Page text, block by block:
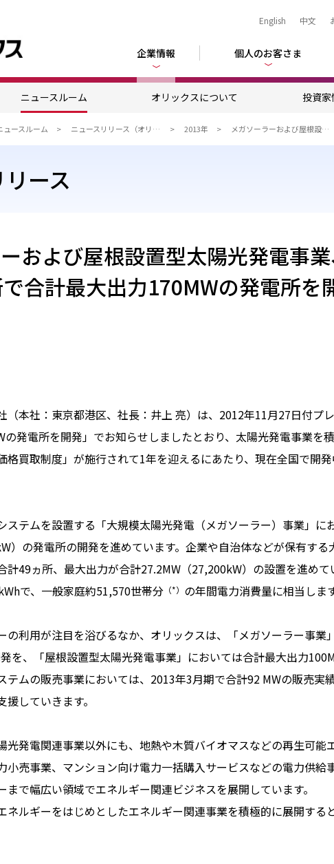
English 中文
企業情報 個人のお客さま
ニュースルーム オリックスについて 投資家
ュースルーム ニュースリリース（オリックス） 2013年 メガソーラーおよび屋根設置型太陽光発電事業、全国77ヵ所で合計最大出力170MWの発電所を開発
ース
および屋根設置型太陽光発電事業
合計最大出力170MWの発電所を
（本社：東京都港区、社長：井上 亮）は、2012年11月27日付プ
の発電所を開発」でお知らせしましたとおり、太陽光発電事業を
格買取制度」が施行されて1年を迎えるにあたり、現在全国で開
ステムを設置する「大規模太陽光発電（メガソーラー）事業」に
）の発電所の開発を進めています。企業や自治体などが保有す
計49ヵ所、最大出力が合計27.2MW（27,200kW）の設置を進め
で、一般家庭約51,570世帯分 （*） の年間電力消費量に相当します
の利用が注目を浴びるなか、オリックスは、「メガソーラー事
を、「屋根設置型太陽光発電事業」においては合計最大出力
テムの販売事業においては、2013年3月期で合計92 MWの販売
していきます。
発電関連事業以外にも、地熱や木質バイオマスなどの再生可能
小売事業、マンション向け電力一括購入サービスなどの電力供
まで幅広い領域でエネルギー関連ビジネスを展開しています。
ルギーをはじめとしたエネルギー関連事業を積極的に展開する